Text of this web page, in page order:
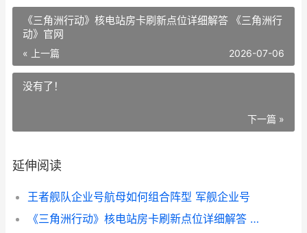
《三角洲行动》核电站房卡刷新点位详细解答 《三角洲行
动》官网
« 上一篇 2026-07-06
没有了！
下一篇 »
延伸阅读
王者舰队企业号航母如何组合阵型 军舰企业号
《三角洲行动》核电站房卡刷新点位详细解答 《三角洲行动》官网